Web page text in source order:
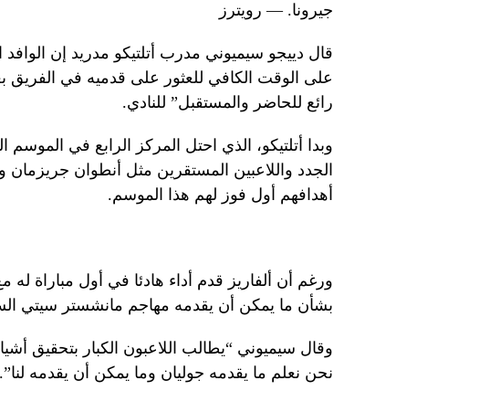
جيرونا. — رويترز
قال دييجو سيميوني مدرب أتلتيكو مدريد إن
رائع للحاضر والمستقبل” للنادي.
وبدا أتلتيكو، الذي احتل المركز الرابع في
الجدد واللاعبين المستقرين مثل أنطوان
أهدافهم أول فوز لهم هذا الموسم.
ورغم أن ألفاريز قدم أداء هادئا في أول مباراة
بشأن ما يمكن أن يقدمه مهاجم مانشستر سيتي
وقال سيميوني “يطالب اللاعبون الكبار بتحقيق
نحن نعلم ما يقدمه جوليان وما يمكن أن يقدمه لنا”.